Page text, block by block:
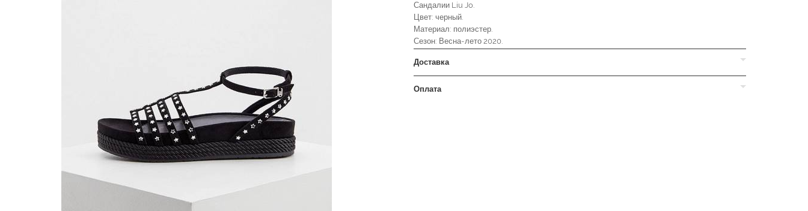
Сандалии Liu Jo.
Цвет: черный.
Материал: полиэстер.
Сезон: Весна-лето 2020.
Доставка
Оплата